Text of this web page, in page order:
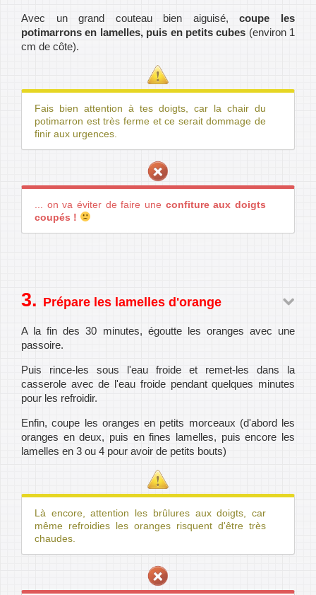
Avec un grand couteau bien aiguisé, coupe les
potimarrons en lamelles, puis en petits cubes (environ 1
cm de côte).
Fais bien attention à tes doigts, car la chair du
potimarron est très ferme et ce serait dommage de
finir aux urgences.
... on va éviter de faire une confiture aux doigts
coupés !
Prépare les lamelles d'orange
A la fin des 30 minutes, égoutte les oranges avec une
passoire.
Puis rince-les sous l'eau froide et remet-les dans la
casserole avec de l'eau froide pendant quelques minutes
pour les refroidir.
Enfin, coupe les oranges en petits morceaux (d'abord les
oranges en deux, puis en fines lamelles, puis encore les
lamelles en 3 ou 4 pour avoir de petits bouts)
Là encore, attention les brûlures aux doigts, car
même refroidies les oranges risquent d'être très
chaudes.